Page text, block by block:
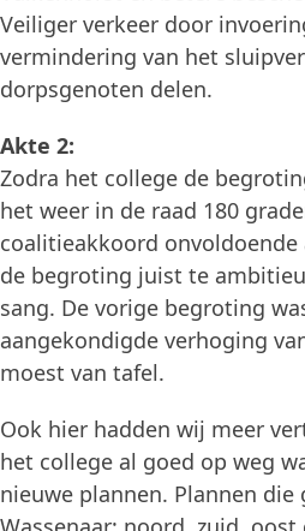
Veiliger verkeer door
vermindering van het
dorpsgenoten delen.
Akte 2:
Zodra het college de
het weer in de raad 180
coalitieakkoord
de begroting juist te
sang. De vorige begroting
aangekondigde verhoging
moest van tafel.
Ook hier hadden wij meer
het college al goed op weg
nieuwe plannen. Plannen die